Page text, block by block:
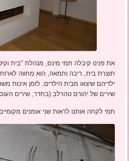
תוצרת בית, ריבה וחמאה, הוא מחווה
ילדיהם שיצאו מבית הילדים, לזמן איכות
שירים של יהורם טהרלב (בחדר, שירים
תמי לקחה אותנו לראות שני אומנים